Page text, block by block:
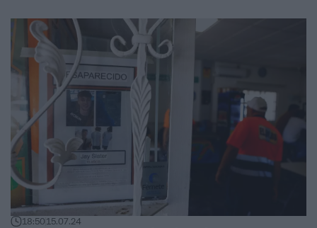
18:5015.07.24